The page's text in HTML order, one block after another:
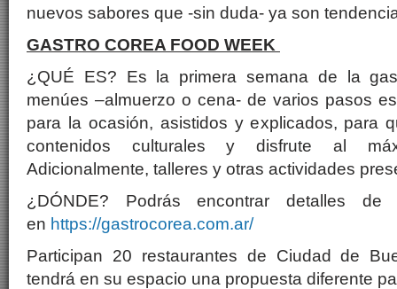
nuevos sabores que -sin duda- ya son
GASTRO COREA FOOD WEEK
¿QUÉ ES? Es la primera semana de la
menúes –almuerzo o cena- de varios pasos
para la ocasión, asistidos y explicados, para
contenidos culturales y disfrute al
Adicionalmente, talleres y otras actividades
¿DÓNDE? Podrás encontrar detalles
en https://gastrocorea.com.ar/
Participan 20 restaurantes de Ciudad de
tendrá en su espacio una propuesta diferente